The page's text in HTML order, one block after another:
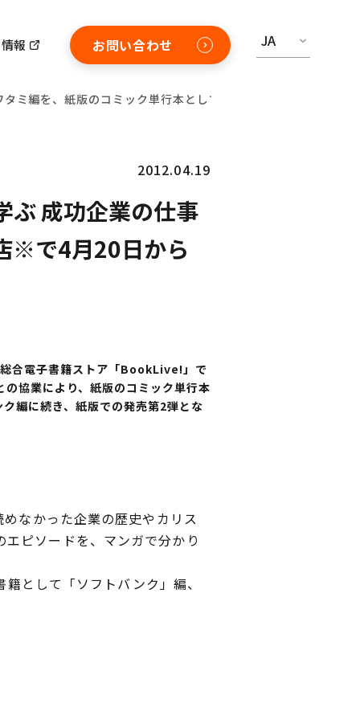
報 お問い合わせ JA
ミ編を、紙版のコミック単行本として、全国書店※で4月20日
2012.04.19
成功企業の仕事
※で4月20日から
合電子書籍ストア「BookLive!」で
協業により、紙版のコミック単行本
編に続き、紙版での発売第2弾とな
なかった企業の歴史やカリス
ピソードを、マンガで分かり
として「ソフトバンク」編、